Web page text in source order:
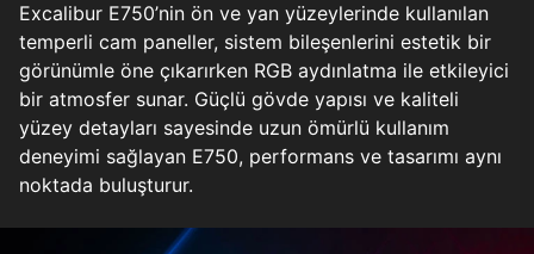
Excalibur E750’nin ön ve yan yüzeylerinde kullanılan
temperli cam paneller, sistem bileşenlerini estetik bir
görünümle öne çıkarırken RGB aydınlatma ile etkileyici
bir atmosfer sunar. Güçlü gövde yapısı ve kaliteli
yüzey detayları sayesinde uzun ömürlü kullanım
deneyimi sağlayan E750, performans ve tasarımı aynı
noktada buluşturur.